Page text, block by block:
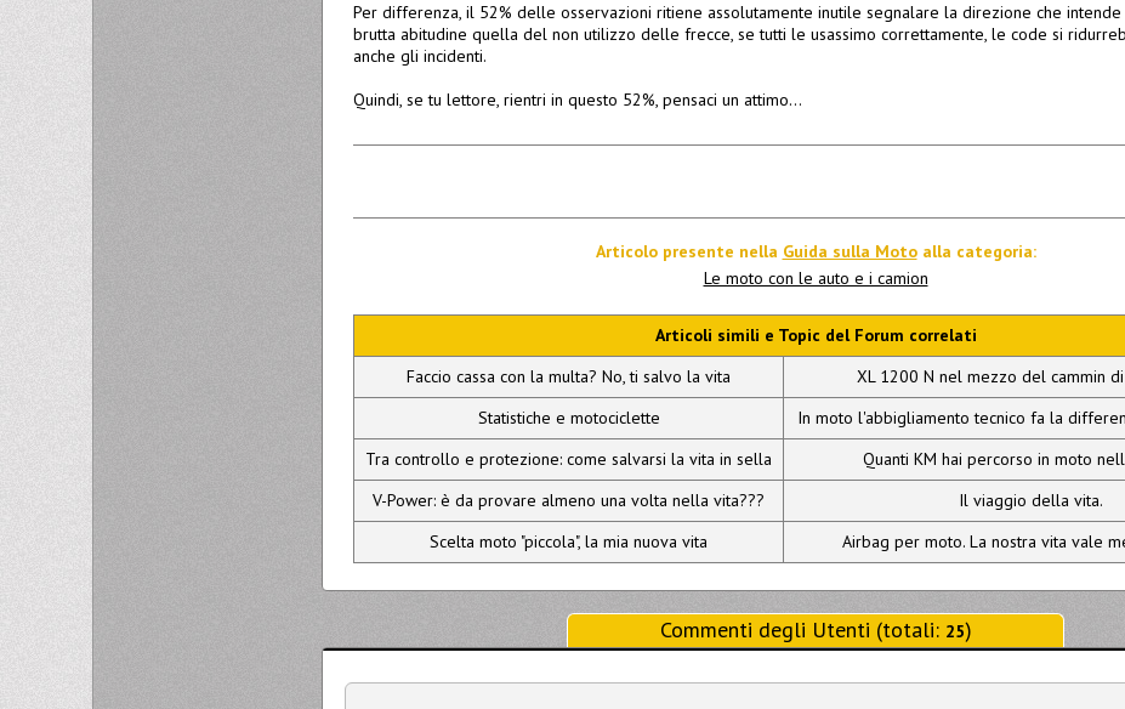
Per differenza, il 52% delle osservazioni ritiene assolutamente inutile segnalare la direzione che intende
brutta abitudine quella del non utilizzo delle frecce, se tutti le usassimo correttamente, le code si
anche gli incidenti.
Quindi, se tu lettore, rientri in questo 52%, pensaci un attimo…
Articolo presente nella Guida sulla Motoalla categoria:
Le moto con le auto e i camion
Articoli simili e Topic del Forum correlati
Faccio cassa con la multa? No, ti salvo la vita
XL 1200 N nel mezzo del cammin
Statistiche e motociclette
In moto l'abbigliamento tecnico fa la
Tra controllo e protezione: come salvarsi la vita in sella
Quanti KM hai percorso in moto
V-Power: è da provare almeno una volta nella vita???
Il viaggio della vita.
Scelta moto "piccola", la mia nuova vita
Airbag per moto. La nostra vita vale
Commenti degli Utenti (totali: 25)